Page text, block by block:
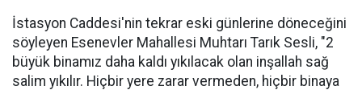
İstasyon Caddesi'nin tekrar eski günlerine döneceğini
söyleyen Esenevler Mahallesi Muhtarı Tarık Sesli, "2
büyük binamız daha kaldı yıkılacak olan inşallah sağ
salim yıkılır. Hiçbir yere zarar vermeden, hiçbir binaya